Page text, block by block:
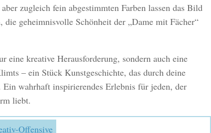
zugleich fein abgestimmten Farben lassen das Bild
geheimnisvolle Schönheit der „Dame mit Fächer“
kreative Herausforderung, sondern auch eine
– ein Stück Kunstgeschichte, das durch deine
wahrhaft inspirierendes Erlebnis für jeden, der
liebt.
Offensive